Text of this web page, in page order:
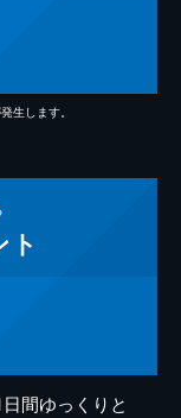
生します。
間ゆっくりと